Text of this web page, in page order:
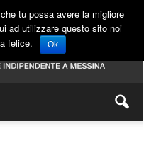
tu possa avere la migliore
ad utilizzare questo sito noi
felice.
Ok